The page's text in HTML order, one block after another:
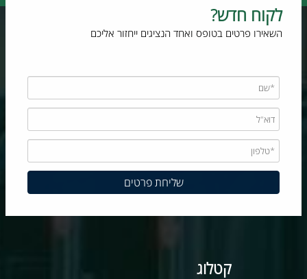
לקוח חדש?
השאירו פרטים בטופס ואחד הנציגים ייחזור אליכם
קטלוג